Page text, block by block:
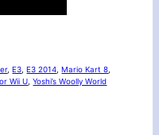
, E3, E3 2014, Mario Kart 8
Wii U, Yoshi’s Woolly World